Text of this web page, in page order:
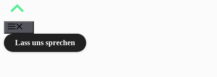
Zum
springen
Lass uns sprechen